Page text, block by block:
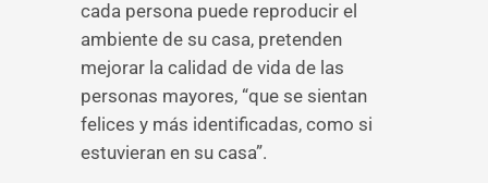
cada persona puede reproducir el
ambiente de su casa, pretenden
mejorar la calidad de vida de las
personas mayores, “que se sientan
felices y más identificadas, como si
estuvieran en su casa”.